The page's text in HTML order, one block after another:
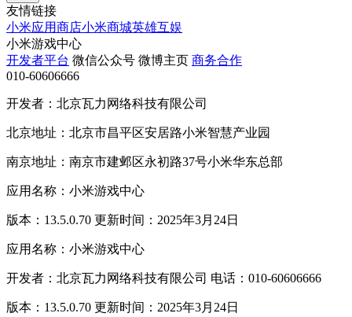
友情链接
小米应用商店小米商城英雄互娱
小米游戏中心
开发者平台 微信公众号 微博主页 商务合作
010-60606666
开发者：北京瓦力网络科技有限公司
北京地址：北京市昌平区安居路小米智慧产业园
南京地址：南京市建邺区永初路37号小米华东总部
应用名称：小米游戏中心
版本：13.5.0.70 更新时间：2025年3月24日
应用名称：小米游戏中心
开发者：北京瓦力网络科技有限公司 电话：010-60606666
版本：13.5.0.70 更新时间：2025年3月24日